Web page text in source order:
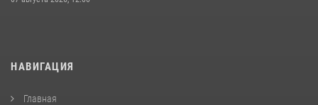
НАВИГАЦИЯ
Главная